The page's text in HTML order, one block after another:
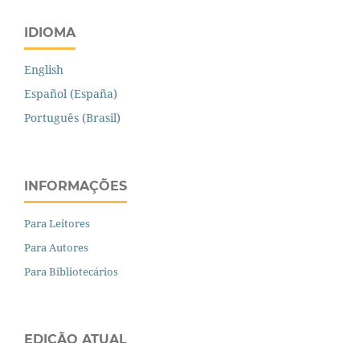
IDIOMA
English
Español (España)
Português (Brasil)
INFORMAÇÕES
Para Leitores
Para Autores
Para Bibliotecários
EDIÇÃO ATUAL